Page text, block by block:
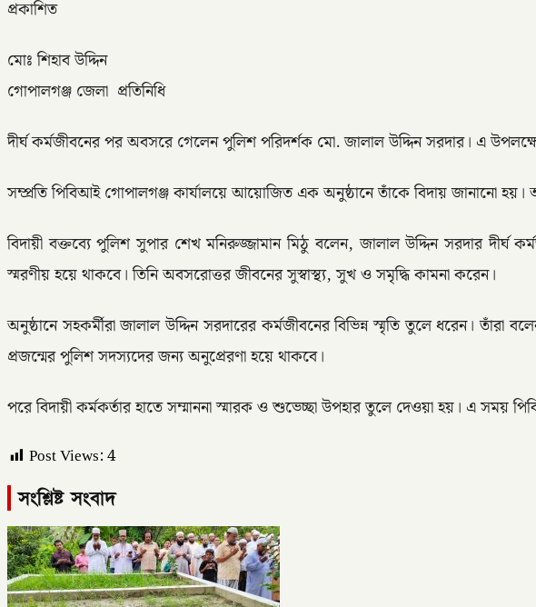
প্রকাশিত
মোঃ শিহাব উদ্দিন
গোপালগঞ্জ জেলা প্রতিনিধি
দীর্ঘ কর্মজীবনের পর অবসরে গেলেন পুলিশ পরিদর্শক মো. জালাল উদ্দিন সরদার। এ
সম্প্রতি পিবিআই গোপালগঞ্জ কার্যালয়ে আয়োজিত এক অনুষ্ঠানে তাঁকে বিদায় জানানো হয়।
বিদায়ী বক্তব্যে পুলিশ সুপার শেখ মনিরুজ্জামান মিঠু বলেন, জালাল উদ্দিন সরদার দীর্ঘ
স্মরণীয় হয়ে থাকবে। তিনি অবসরোত্তর জীবনের সুস্বাস্থ্য, সুখ ও সমৃদ্ধি কামনা করেন।
অনুষ্ঠানে সহকর্মীরা জালাল উদ্দিন সরদারের কর্মজীবনের বিভিন্ন স্মৃতি তুলে ধরেন। তাঁরা
প্রজন্মের পুলিশ সদস্যদের জন্য অনুপ্রেরণা হয়ে থাকবে।
পরে বিদায়ী কর্মকর্তার হাতে সম্মাননা স্মারক ও শুভেচ্ছা উপহার তুলে দেওয়া হয়। এ সময়
Post Views:4
সংশ্লিষ্ট সংবাদ